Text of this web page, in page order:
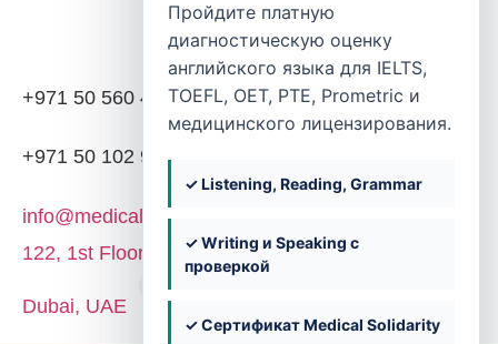
Пройдите платную
диагностическую оценку
английского языка для IELTS,
TOEFL, OET, PTE, Prometric и
медицинского лицензирования.
✓ Listening, Reading, Grammar
✓ Writing и Speaking с
проверкой
✓ Сертификат Medical Solidarity
Контакты
+971 50 560 4203
+971 50 102 9382
info@medicalsolidarity.ae
122, 1st Floor, Block 02, Dubai Knowledge Park,
Dubai, UAE